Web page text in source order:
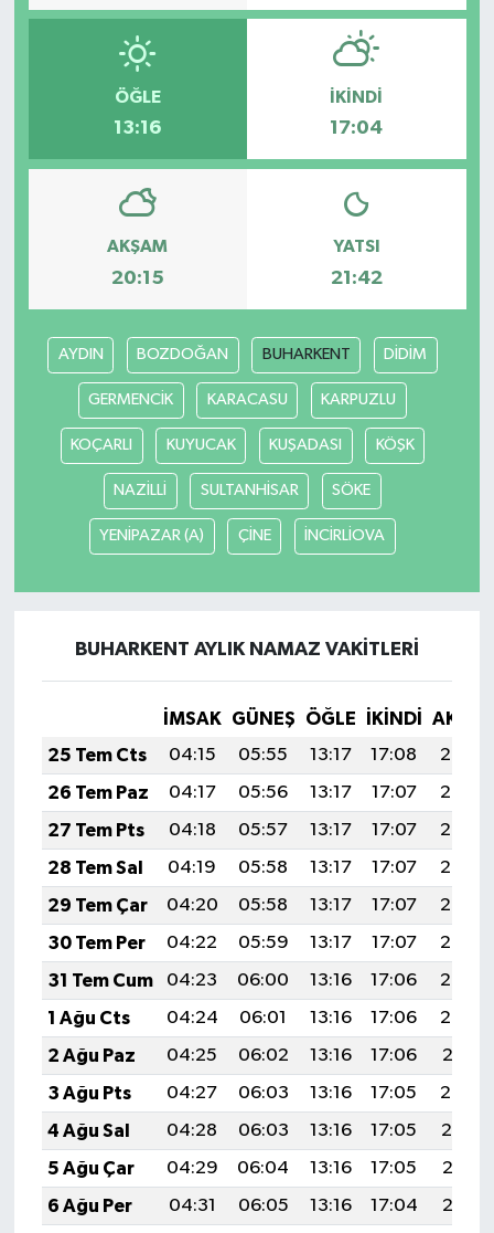
ÖĞLE
13:16
İKINDI
17:04
AKŞAM
20:15
YATSI
21:42
AYDIN BOZDOĞAN BUHARKENT DİDİM
GERMENCİK KARACASU KARPUZLU
KOÇARLI KUYUCAK KUŞADASI KÖŞK
NAZİLLİ SULTANHİSAR SÖKE
YENİPAZAR (A) ÇİNE İNCİRLİOVA
BUHARKENT AYLIK NAMAZ VAKITLERI
İMSAK GÜNEŞ ÖĞLE İKINDI
25 Tem Cts
04:15 05:55 13:17 17:08
20:28
26 Tem Paz
04:17 05:56 13:17 17:07
20:27
27 Tem Pts
04:18 05:57 13:17 17:07
20:27
28 Tem Sal
04:19 05:58 13:17 17:07
20:26
29 Tem Çar
04:20 05:58 13:17 17:07
20:25
30 Tem Per
04:22 05:59 13:17 17:07
20:24
31 Tem Cum
04:23 06:00 13:16 17:06
20:23
1 Ağu Cts
04:24 06:01 13:16 17:06
20:22
2 Ağu Paz
04:25 06:02 13:16 17:06
20:21
3 Ağu Pts
04:27 06:03 13:16 17:05
20:20
4 Ağu Sal
04:28 06:03 13:16 17:05
20:19
5 Ağu Çar
04:29 06:04 13:16 17:05
20:18
6 Ağu Per
04:31 06:05 13:16 17:04
20:17
TEKNOLOJİ
TİCARET
YAŞAM